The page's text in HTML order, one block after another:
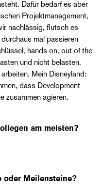
Dafür bedarf es aber
Projektmanagement,
nachlässig, flutsch es
mal passieren
hands on, out of the
und nicht belasten.
Mein Disneyland:
dass Development
zusammen agieren.
am meisten?
oder Meilensteine?